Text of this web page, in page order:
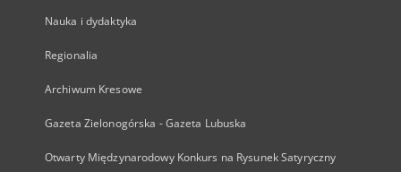
Nauka i dydaktyka
Regionalia
Archiwum Kresowe
Gazeta Zielonogórska - Gazeta Lubuska
Otwarty Międzynarodowy Konkurs na Rysunek Satyryczny